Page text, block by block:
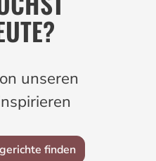
unseren
finden